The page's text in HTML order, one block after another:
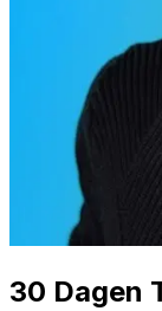
30 Dagen